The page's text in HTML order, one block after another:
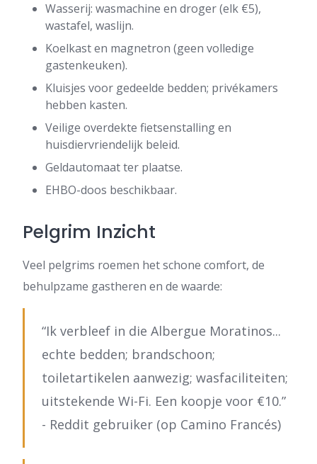
Wasserij: wasmachine en droger (elk €5),
wastafel, waslijn.
Koelkast en magnetron (geen volledige
gastenkeuken).
Kluisjes voor gedeelde bedden; privékamers
hebben kasten.
Veilige overdekte fietsenstalling en
huisdiervriendelijk beleid.
Geldautomaat ter plaatse.
EHBO-doos beschikbaar.
Pelgrim Inzicht
Veel pelgrims roemen het schone comfort, de
behulpzame gastheren en de waarde:
“Ik verbleef in die Albergue Moratinos...
echte bedden; brandschoon;
toiletartikelen aanwezig; wasfaciliteiten;
uitstekende Wi-Fi. Een koopje voor €10.”
- Reddit gebruiker (op Camino Francés)